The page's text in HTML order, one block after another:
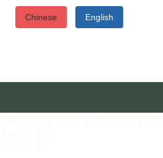
博協作型機
Chinese English